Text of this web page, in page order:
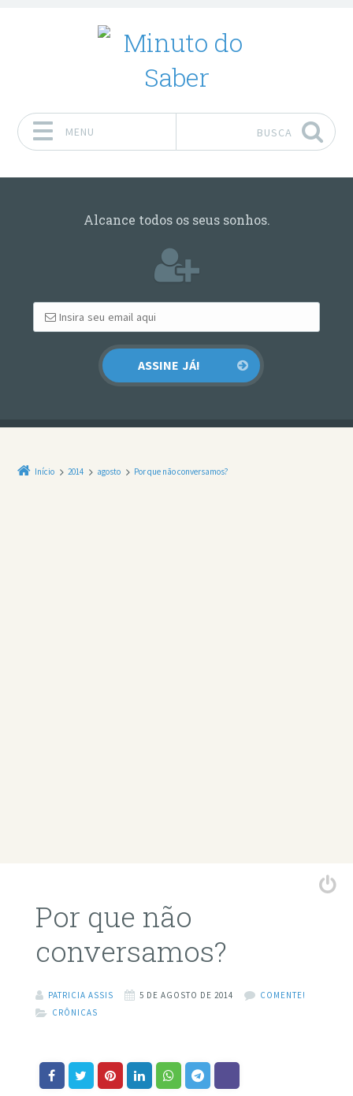
MENU BUSCA
Alcance todos os seus sonhos.
Início 2014 agosto Por que não conversamos?
Por que não
conversamos?
PATRICIA ASSIS 5 DE AGOSTO DE 2014
COMENTE!
CRÔNICAS